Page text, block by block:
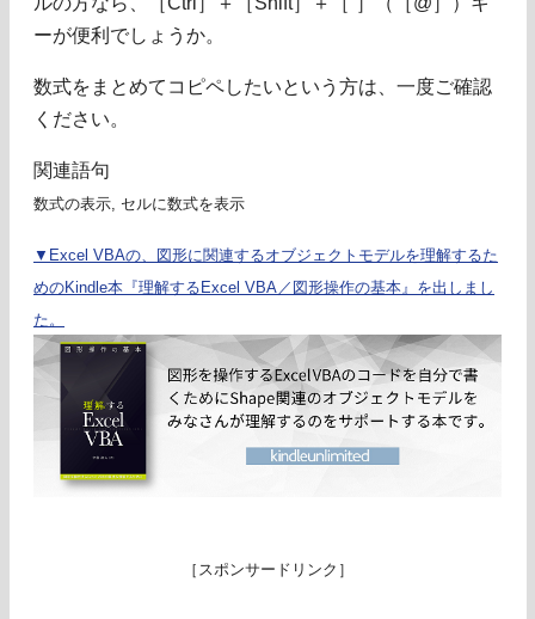
ーが便利でしょうか。
数式をまとめてコピペしたいという方は、一度ご確認
ください。
関連語句
数式の表示, セルに数式を表示
▼Excel VBAの、図形に関連するオブジェクトモデルを理解するた
めのKindle本『理解するExcel VBA／図形操作の基本』を出しまし
た。
［スポンサードリンク］